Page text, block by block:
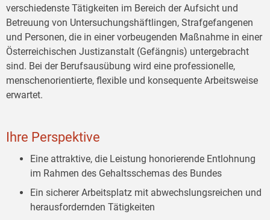
verschiedenste Tätigkeiten im Bereich der Aufsicht und
Betreuung von Untersuchungshäftlingen, Strafgefangenen
und Personen, die in einer vorbeugenden Maßnahme in einer
Österreichischen Justizanstalt (Gefängnis) untergebracht
sind. Bei der Berufsausübung wird eine professionelle,
menschenorientierte, flexible und konsequente Arbeitsweise
erwartet.
Ihre Perspektive
Eine attraktive, die Leistung honorierende Entlohnung
im Rahmen des Gehaltsschemas des Bundes
Ein sicherer Arbeitsplatz mit abwechslungsreichen und
herausfordernden Tätigkeiten